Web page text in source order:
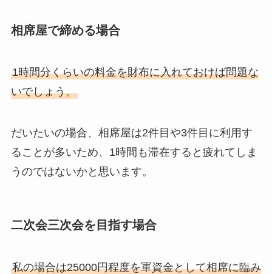
相席屋で締める場合
1時間分くらいの料金を財布に入れておけば問題な
いでしょう。
だいたいの場合、相席屋は2件目や3件目に利用す
ることが多いため、1時間も滞在すると疲れてしま
うのではないかと思います。
二次会三次会を目指す場合
私の場合は25000円程度を軍資金として相席に臨み